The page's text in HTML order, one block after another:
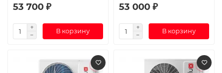
53 700 ₽
В корзину
53 000 ₽
В корзину